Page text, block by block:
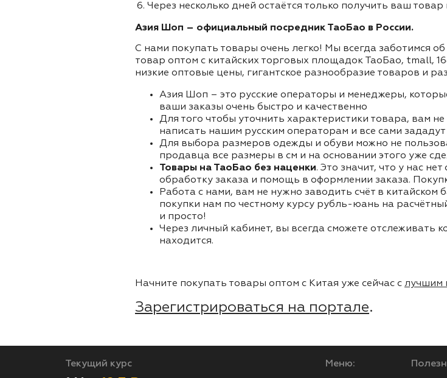
Через несколько дней остаётся только получить ваш товар
Азия Шоп – официальный посредник ТаоБао в России.
С нами покупать товары очень легко! Мы всегда заботимся
товар оптом с китайских торговых площадок ТаоБао, tmall,
низкие оптовые цены, гигантское разнообразие товаров и
Азия Шоп – это русские операторы и менеджеры,
ваши заказы очень быстро и качественно
Для того чтобы уточнить характеристики товара, вам
написать нашим русским операторам и все сами зададут
Для выбора размеров одежды и обуви можно не
продавца все размеры в см и на основании этого уже
Товары на ТаоБао без наценки. Это значит, что у нас
обработку заказа и помощь в оформлении заказа.
Работа с нами, вам не нужно заводить счёт в китайском
покупки нам по честному курсу рубль-юань на
и просто!
Через личный кабинет, вы всегда сможете отслеживать
находится.
Начните покупать товары оптом с Китая уже сейчас с лучшим
Зарегистрироваться на портале.
Текущий курс Меню: